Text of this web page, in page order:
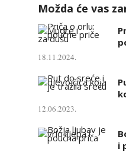
Možda će vas
18.11.2024.
12.06.2023.
i